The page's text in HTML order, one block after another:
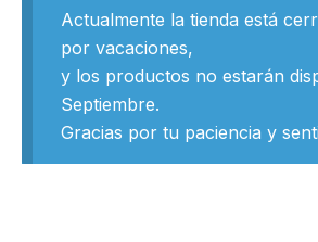
Actualmente la tienda está
por vacaciones,
y los productos no estarán
Septiembre.
Gracias por tu paciencia y